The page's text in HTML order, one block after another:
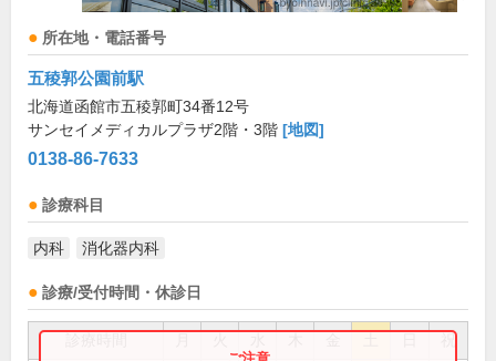
所在地・電話番号
五稜郭公園前駅
北海道函館市五稜郭町34番12号
サンセイメディカルプラザ2階・3階 [地図]
0138-86-7633
診療科目
内科 消化器内科
診療/受付時間・休診日
祝